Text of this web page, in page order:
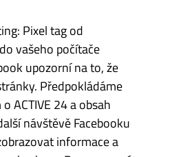
Pixel tag od
vašeho počítače
upozorní na to, že
Předpokládáme
ACTIVE 24 a obsah
návštěvě Facebooku
informace a